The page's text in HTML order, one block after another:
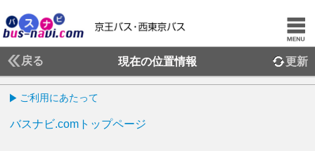
戻る 現在の位置情報 更新
ご利用にあたって
バスナビ.comトップページ